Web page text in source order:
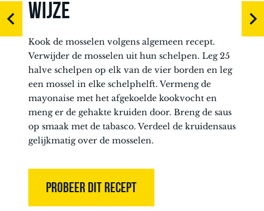
WIJZE
Kook de mosselen volgens algemeen recept.
Verwijder de mosselen uit hun schelpen. Leg 25
halve schelpen op elk van de vier borden en leg
een mossel in elke schelphelft. Vermeng de
mayonaise met het afgekoelde kookvocht en
meng er de gehakte kruiden door. Breng de saus
op smaak met de tabasco. Verdeel de kruidensaus
gelijkmatig over de mosselen.
PROBEER DIT RECEPT